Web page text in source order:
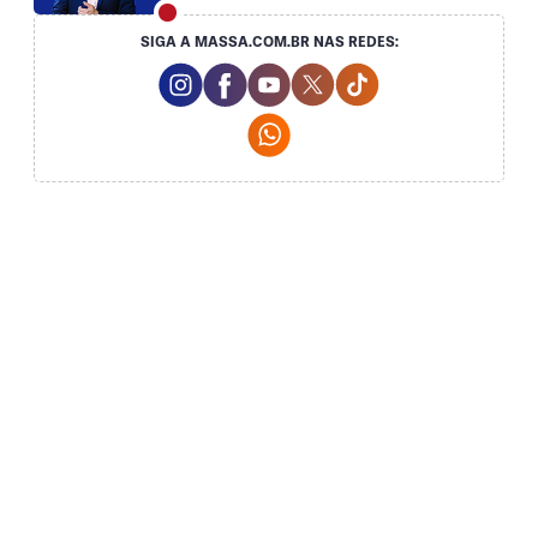
SIGA A MASSA.COM.BR NAS REDES:
Instagram Social Media
Facebook Social Media
Youtube Social Media
Twitter Social Media
Tiktok Social
Whatsapp Social Media